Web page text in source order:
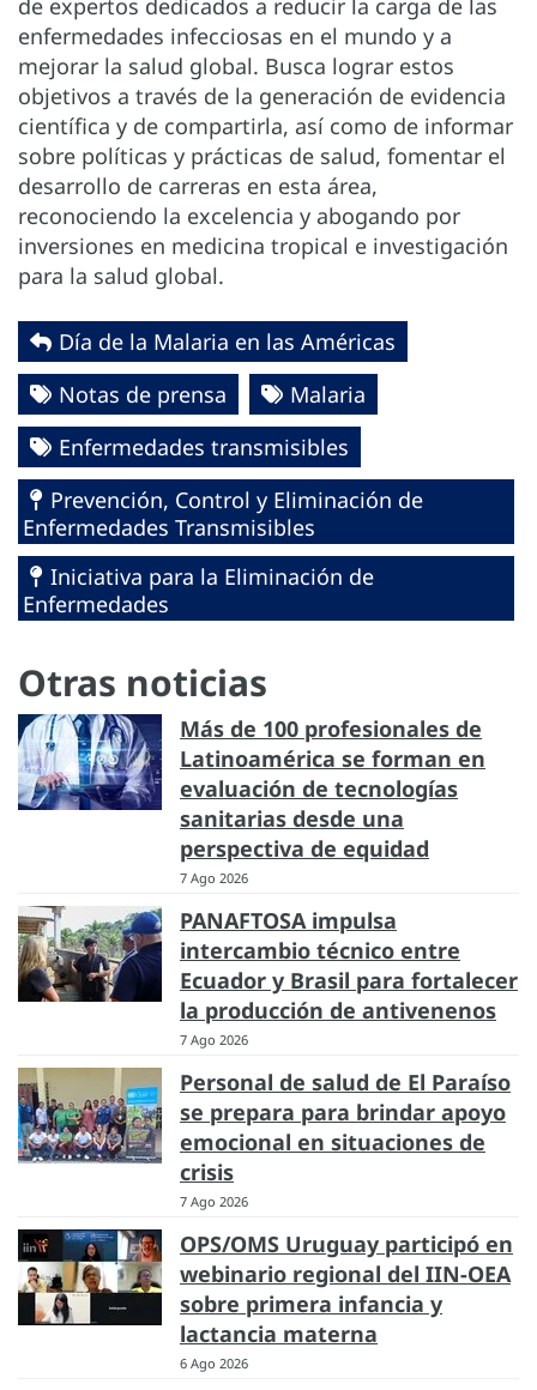
de expertos dedicados a reducir la carga de las
enfermedades infecciosas en el mundo y a
mejorar la salud global. Busca lograr estos
objetivos a través de la generación de evidencia
científica y de compartirla, así como de informar
sobre políticas y prácticas de salud, fomentar el
desarrollo de carreras en esta área,
reconociendo la excelencia y abogando por
inversiones en medicina tropical e investigación
para la salud global.
Día de la Malaria en las Américas
Notas de prensa
Malaria
Enfermedades transmisibles
Prevención, Control y Eliminación de
Enfermedades Transmisibles
Iniciativa para la Eliminación de
Enfermedades
Otras noticias
Más de 100 profesionales de
Latinoamérica se forman en
evaluación de tecnologías
sanitarias desde una
perspectiva de equidad
7 Ago 2026
PANAFTOSA impulsa
intercambio técnico entre
Ecuador y Brasil para fortalecer
la producción de antivenenos
7 Ago 2026
Personal de salud de El Paraíso
se prepara para brindar apoyo
emocional en situaciones de
crisis
7 Ago 2026
OPS/OMS Uruguay participó en
webinario regional del IIN-OEA
sobre primera infancia y
lactancia materna
6 Ago 2026